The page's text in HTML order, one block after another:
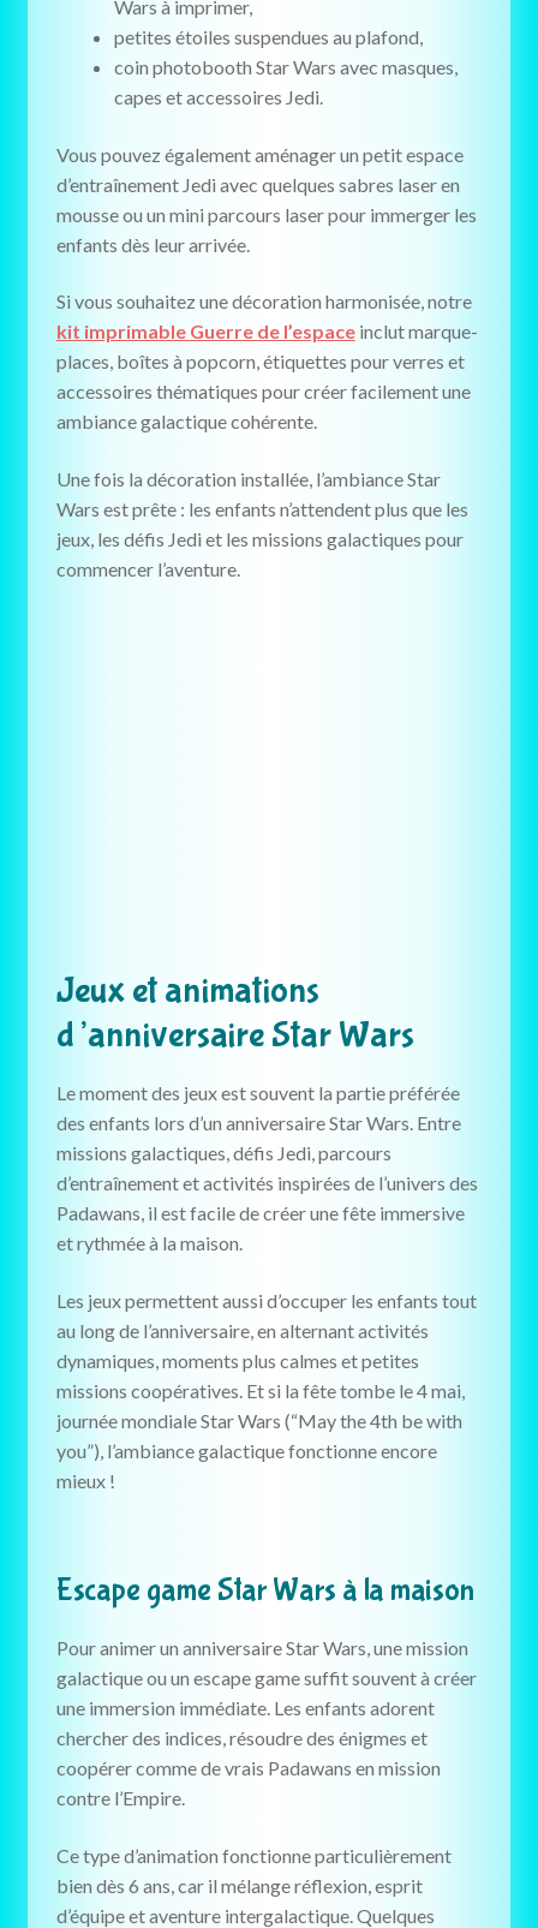
Wars à imprimer,
petites étoiles suspendues au plafond,
coin photobooth Star Wars avec masques,
capes et accessoires Jedi.
Vous pouvez également aménager un petit espace
d’entraînement Jedi avec quelques sabres laser en
mousse ou un mini parcours laser pour immerger les
enfants dès leur arrivée.
Si vous souhaitez une décoration harmonisée, notre
kit imprimable Guerre de l’espaceinclut marque-
places, boîtes à popcorn, étiquettes pour verres et
accessoires thématiques pour créer facilement une
ambiance galactique cohérente.
Une fois la décoration installée, l’ambiance Star
Wars est prête : les enfants n’attendent plus que les
jeux, les défis Jedi et les missions galactiques pour
commencer l’aventure.
Jeux et animations
d’anniversaire Star Wars
Le moment des jeux est souvent la partie préférée
des enfants lors d’un anniversaire Star Wars. Entre
missions galactiques, défis Jedi, parcours
d’entraînement et activités inspirées de l’univers des
Padawans, il est facile de créer une fête immersive
et rythmée à la maison.
Les jeux permettent aussi d’occuper les enfants tout
au long de l’anniversaire, en alternant activités
dynamiques, moments plus calmes et petites
missions coopératives. Et si la fête tombe le 4 mai,
journée mondiale Star Wars (“May the 4th be with
you”), l’ambiance galactique fonctionne encore
mieux !
Escape game Star Wars à la maison
Pour animer un anniversaire Star Wars, une mission
galactique ou un escape game suffit souvent à créer
une immersion immédiate. Les enfants adorent
chercher des indices, résoudre des énigmes et
coopérer comme de vrais Padawans en mission
contre l’Empire.
Ce type d’animation fonctionne particulièrement
bien dès 6 ans, car il mélange réflexion, esprit
d’équipe et aventure intergalactique. Quelques